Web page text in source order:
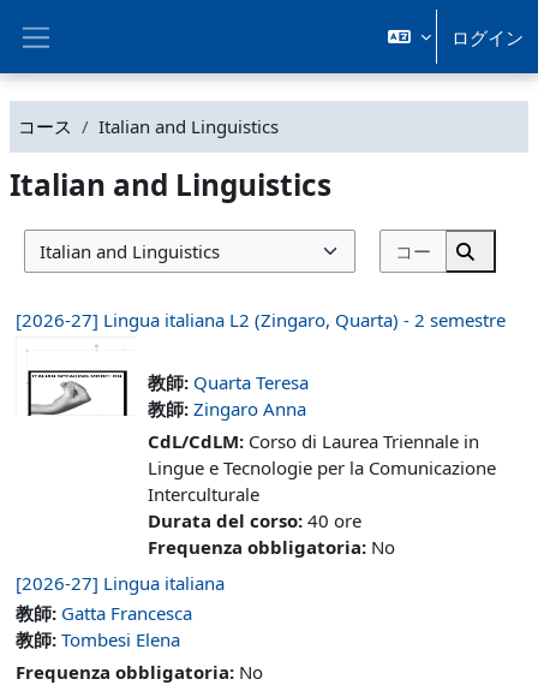
ログイン
コース Italian and Linguistics
Italian and Linguistics
コースカテゴリ
コースを
コース
[2026-27] Lingua italiana L2 (Zingaro, Quarta) - 2 semestre
教師: Quarta Teresa
教師: Zingaro Anna
CdL/CdLM: Corso di Laurea Triennale in
Lingue e Tecnologie per la Comunicazione
Interculturale
Durata del corso: 40 ore
Frequenza obbligatoria: No
[2026-27] Lingua italiana
教師: Gatta Francesca
教師: Tombesi Elena
Frequenza obbligatoria: No